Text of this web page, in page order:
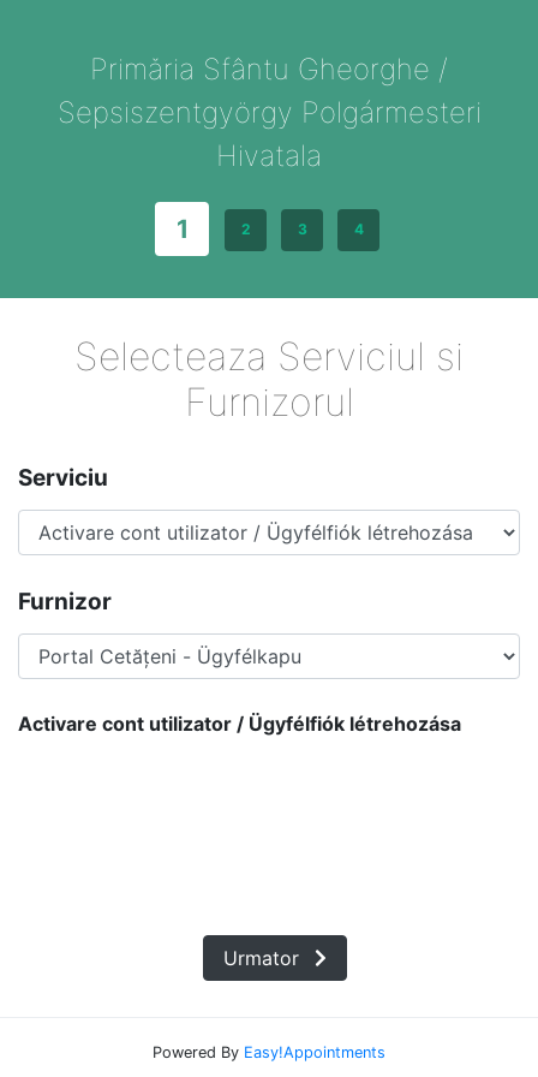
Primăria Sfântu Gheorghe /
Sepsiszentgyörgy Polgármesteri
Hivatala
1 2 3 4
Selecteaza Serviciul si
Furnizorul
Serviciu
Furnizor
Activare cont utilizator / Ügyfélfiók létrehozása
Urmator
Powered By Easy!Appointments